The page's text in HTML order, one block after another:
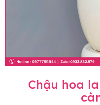
Chậu hoa